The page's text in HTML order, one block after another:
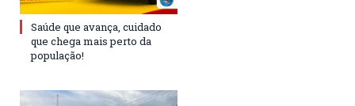
Saúde que avança, cuidado
que chega mais perto da
população!